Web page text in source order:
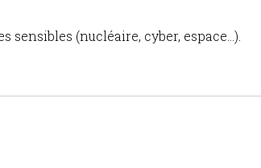
sensibles (nucléaire, cyber, espace…).